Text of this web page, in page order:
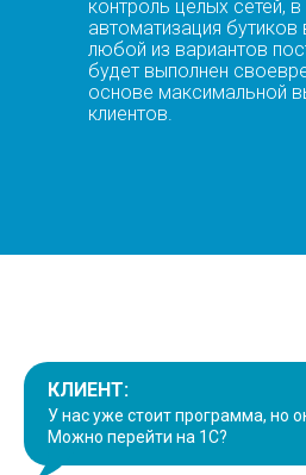
контроль целых сетей, в
автоматизация бутиков
любой из вариантов
будет выполнен
основе максимальной
клиентов.
КЛИЕНТ:
У нас уже стоит программа, но
Можно перейти на 1С?